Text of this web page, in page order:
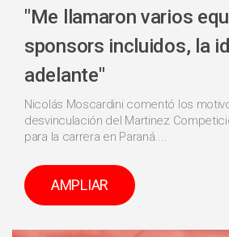
"Me llamaron varios
sponsors incluidos, la
adelante"
Nicolás Moscardini comentó los
desvinculación del Martinez
para la carrera en Paraná....
AMPLIAR